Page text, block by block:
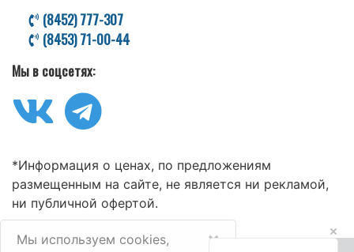
(8452) 777-307
(8453) 71-00-44
Мы в соцсетях:
*Информация о ценах, по предложениям
размещенным на сайте, не является ни рекламой,
ни публичной офертой.
Мы используем cookies,
×